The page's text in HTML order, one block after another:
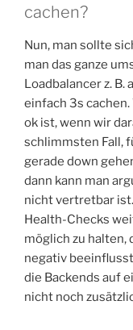
cachen?
Nun, man sollte
man das ganze
Loadbalancer z. B.
einfach 3s cachen.
ok ist, wenn wir
schlimmsten Fall,
gerade down
dann kann man
nicht vertretbar
Health-Checks
möglich zu halten,
negativ
die Backends auf
nicht noch